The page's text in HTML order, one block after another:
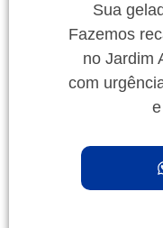
Sua
Fazemos
no Jardim
com